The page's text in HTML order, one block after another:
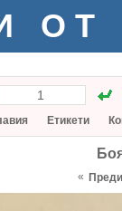
ОТ
Етикети
«